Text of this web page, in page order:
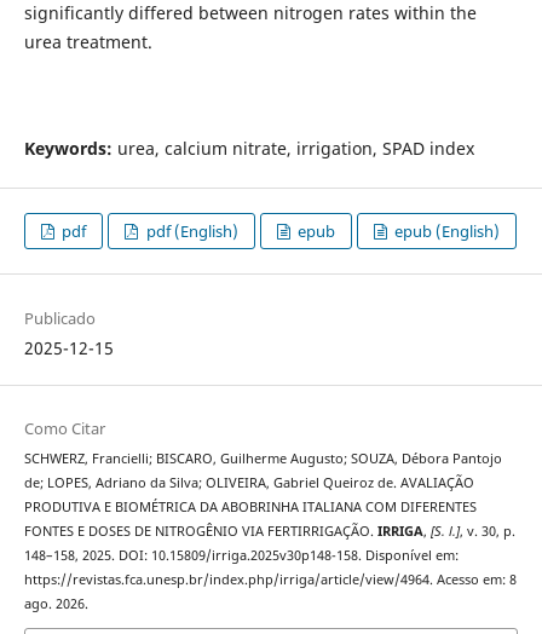
significantly differed between nitrogen rates within the
urea treatment.
Keywords: urea, calcium nitrate, irrigation, SPAD index
pdf pdf (English) epub epub (English)
Publicado
2025-12-15
Como Citar
SCHWERZ, Francielli; BISCARO, Guilherme Augusto; SOUZA, Débora Pantojo
de; LOPES, Adriano da Silva; OLIVEIRA, Gabriel Queiroz de. AVALIAÇÃO
PRODUTIVA E BIOMÉTRICA DA ABOBRINHA ITALIANA COM DIFERENTES
FONTES E DOSES DE NITROGÊNIO VIA FERTIRRIGAÇÃO. IRRIGA, [S. l.], v. 30, p.
148–158, 2025. DOI: 10.15809/irriga.2025v30p148-158. Disponível em:
https://revistas.fca.unesp.br/index.php/irriga/article/view/4964. Acesso em: 8
ago. 2026.